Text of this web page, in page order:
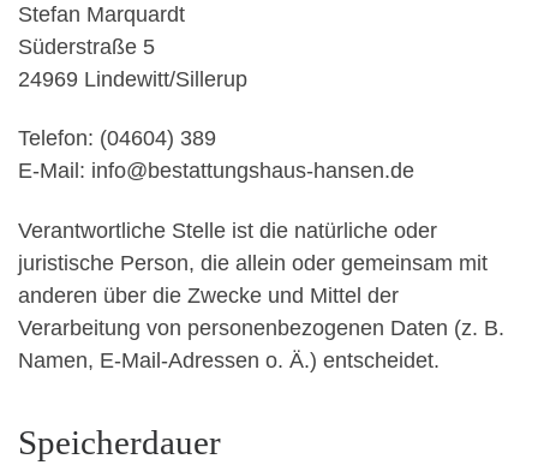
Stefan Marquardt
Süderstraße 5
24969 Lindewitt/Sillerup
Telefon: (04604) 389
E-Mail: info@bestattungshaus-hansen.de
Verantwortliche Stelle ist die natürliche oder
juristische Person, die allein oder gemeinsam mit
anderen über die Zwecke und Mittel der
Verarbeitung von personenbezogenen Daten (z. B.
Namen, E-Mail-Adressen o. Ä.) entscheidet.
Speicherdauer